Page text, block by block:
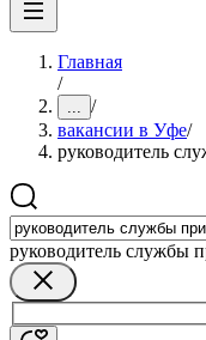
Главная
/
... /
вакансии в Уфе/
руководитель
руководитель службы